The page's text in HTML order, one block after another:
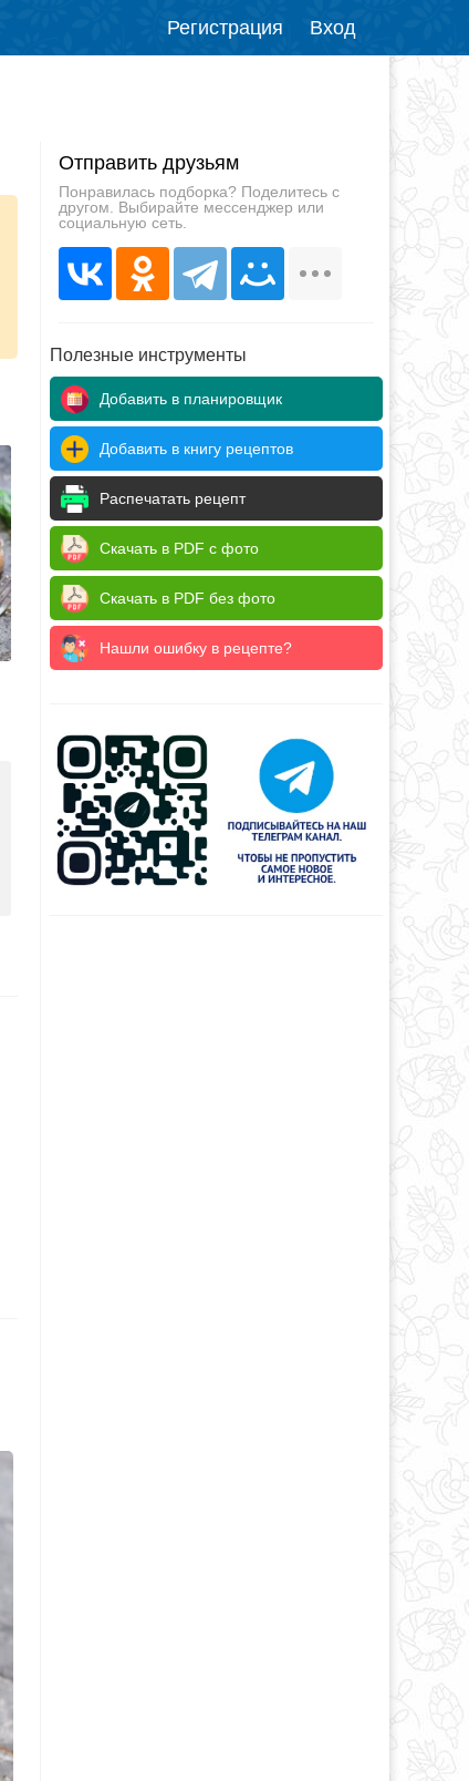
Регистрация Вход
Отправить друзьям
Понравилась подборка? Поделитесь с
другом. Выбирайте мессенджер или
социальную сеть.
Полезные инструменты
Добавить в планировщик
Добавить в книгу рецептов
Распечатать рецепт
Скачать в PDF с фото
Скачать в PDF без фото
Нашли ошибку в рецепте?